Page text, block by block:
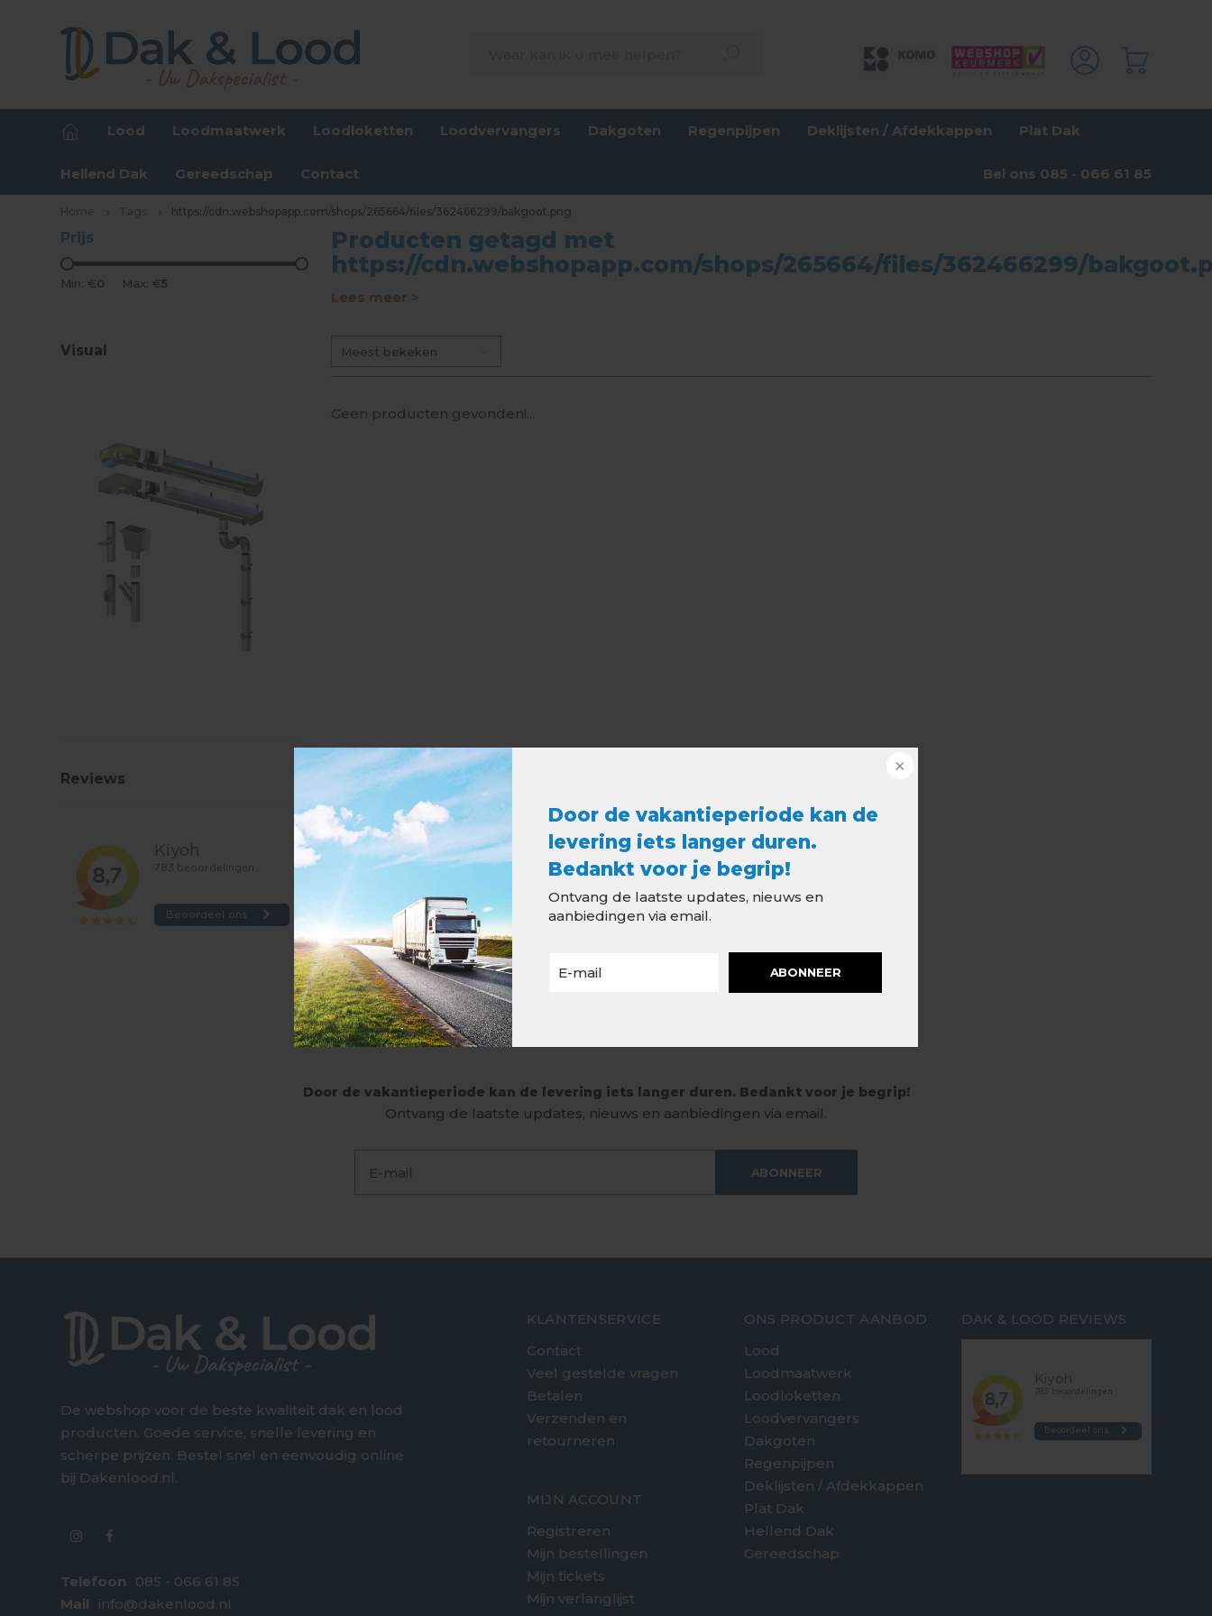
Door de vakantieperiode kan de
levering iets langer duren.
Bedankt voor je begrip!
Ontvang de laatste updates, nieuws en
aanbiedingen via email.
ABONNEER
Lood Loodmaatwerk Loodloketten Loodvervangers Dakgoten Regenpijpen Deklijsten / Afdekkappen Plat Dak
Hellend Dak Gereedschap Contact Bel ons 085 - 066 61 85
https://cdn.webshopapp.com/shops/265664/files/362466299/bakgoot.png
Prijs
Min: €0 Max: €5
Visual
Reviews
Producten getagd met
https://cdn.webshopapp.com/shops/265664/files/362466299/
Lees meer >
Meest bekeken
Geen producten gevonden!...
Door de vakantieperiode kan de levering iets langer duren. Bedankt voor je begrip!
Ontvang de laatste updates, nieuws en aanbiedingen via email.
ABONNEER
De webshop voor de beste kwaliteit dak en lood
producten. Goede service, snelle levering en
scherpe prijzen. Bestel snel en eenvoudig online
bij Dakenlood.nl.
Telefoon
085 - 066 61 85
Mail
info@dakenlood.nl
KLANTENSERVICE
Contact
Veel gestelde vragen
Betalen
Verzenden en
retourneren
MIJN ACCOUNT
Registreren
Mijn bestellingen
Mijn tickets
Mijn verlanglijst
ONS PRODUCT AANBOD
Lood
Loodmaatwerk
Loodloketten
Loodvervangers
Dakgoten
Regenpijpen
Deklijsten / Afdekkappen
Plat Dak
Hellend Dak
Gereedschap
DAK & LOOD REVIEWS